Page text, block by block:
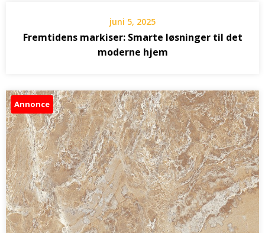
juni 5, 2025
Fremtidens markiser: Smarte løsninger til det
moderne hjem
Annonce